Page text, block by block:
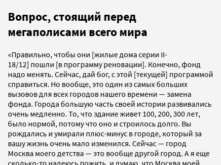
Вопрос, стоящий перед
мегаполисами всего мира
«Правильно, чтобы они [жилые дома серии II-
18/12] пошли [в программу реновации]. Конечно, фонд
надо менять. Сейчас, дай бог, с этой [текущей] программой
справиться. Но вообще, это один из самых больших
вызовов для всех городов нашего времени — замена
фонда. Города большую часть своей истории развивались
очень медленно. То, что здание живет 100, 200, 300 лет,
было нормой, потому что оно и строилось долго. Вы
рождались и умирали плюс-минус в городе, который за
вашу жизнь очень мало изменился. Сейчас — город
Москва моего детства — это вообще другой город. А я еще
сколько-то надеюсь пожить, и думаю, что Москва моей